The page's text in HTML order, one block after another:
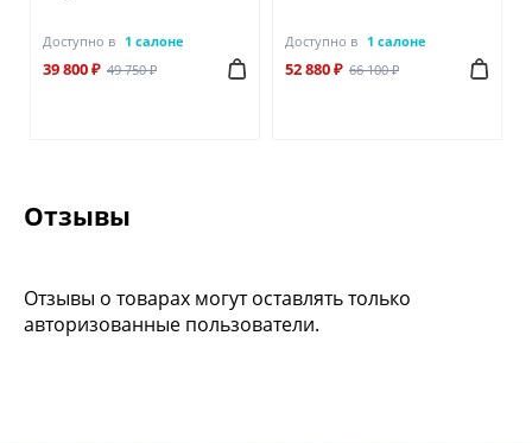
Доступно в 1 салоне
39 800 ₽ 49 750 ₽
Доступно в 1 салоне
52 880 ₽ 66 100 ₽
Отзывы
Отзывы о товарах могут оставлять только
авторизованные пользователи.